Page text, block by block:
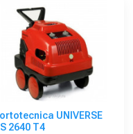
UNIVERSE
2640 T4